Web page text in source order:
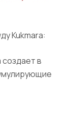
Kukmara:
в